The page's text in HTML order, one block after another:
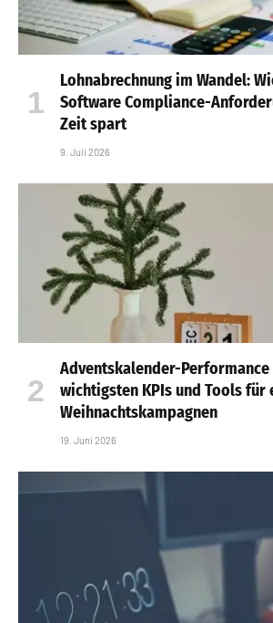
Lohnabrechnung im Wandel:
Software Compliance-
Zeit spart
9. Juli 2026
Adventskalender-Performance
wichtigsten KPIs und Tools
Weihnachtskampagnen
19. Juni 2026